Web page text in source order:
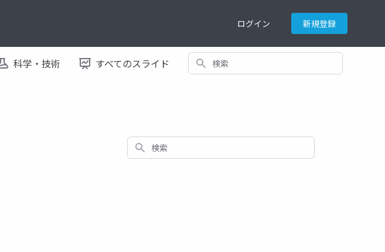
ログイン 新規登録
科学・技術 すべてのスライド 検索
検索